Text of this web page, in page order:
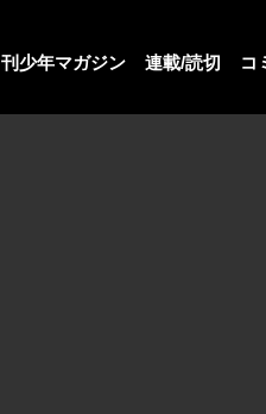
刊少年マガジン 連載/読切 コ